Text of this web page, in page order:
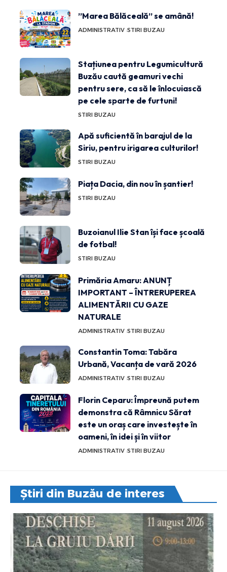
”Marea Bălăceală” se amână!
ADMINISTRATIV STIRI BUZAU
Stațiunea pentru Legumicultură
Buzău caută geamuri vechi
pentru sere, ca să le înlocuiască
pe cele sparte de furtuni!
STIRI BUZAU
Apă suficientă în barajul de la
Siriu, pentru irigarea culturilor!
STIRI BUZAU
Piața Dacia, din nou în șantier!
STIRI BUZAU
Buzoianul Ilie Stan își face școală
de fotbal!
STIRI BUZAU
Primăria Amaru: ANUNȚ
IMPORTANT – ÎNTRERUPEREA
ALIMENTĂRII CU GAZE
NATURALE
ADMINISTRATIV STIRI BUZAU
Constantin Toma: Tabăra
Urbană, Vacanța de vară 2026
ADMINISTRATIV STIRI BUZAU
Florin Ceparu: Împreună putem
demonstra că Râmnicu Sărat
este un oraș care investește în
oameni, în idei și în viitor
ADMINISTRATIV STIRI BUZAU
Știri din Buzău de interes